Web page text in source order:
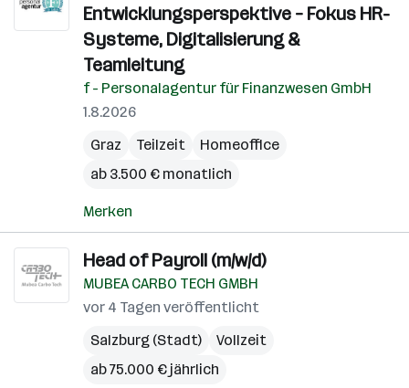
Entwicklungsperspektive – Fokus HR-
Systeme, Digitalisierung &
Teamleitung
f - Personalagentur für Finanzwesen GmbH
1.8.2026
Graz
Teilzeit
Homeoffice
ab 3.500 € monatlich
Merken
Head of Payroll (m/w/d)
MUBEA CARBO TECH GMBH
vor 4 Tagen veröffentlicht
Salzburg (Stadt)
Vollzeit
ab 75.000 € jährlich